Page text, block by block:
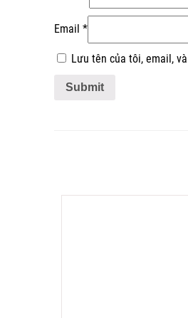
Email *
Lưu tên của tôi, email,